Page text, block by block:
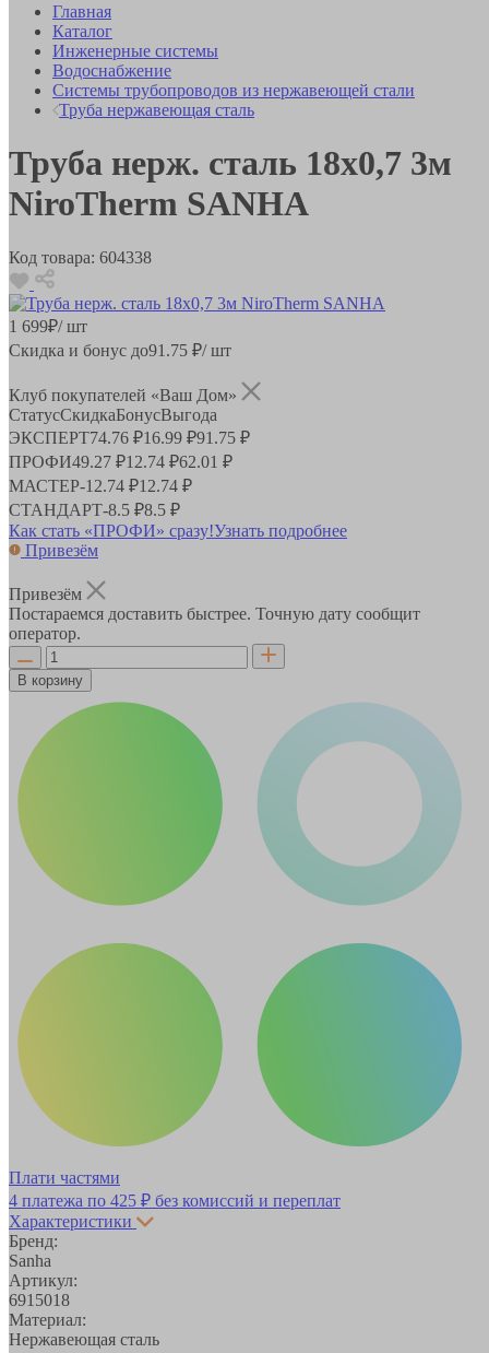
Главная
Каталог
Инженерные системы
Водоснабжение
Системы трубопроводов из нержавеющей стали
Труба нержавеющая сталь
Труба нерж. сталь 18x0,7 3м
NiroTherm SANHA
Код товара: 604338
1 699₽/ шт
Скидка и бонус до91.75 ₽/ шт
Клуб покупателей «Ваш Дом»
СтатусСкидкаБонусВыгода
ЭКСПЕРТ74.76 ₽16.99 ₽91.75 ₽
ПРОФИ49.27 ₽12.74 ₽62.01 ₽
МАСТЕР-12.74 ₽12.74 ₽
СТАНДАРТ-8.5 ₽8.5 ₽
Как стать «ПРОФИ» сразу!Узнать подробнее
Привезём
Привезём
Постараемся доставить быстрее. Точную дату сообщит
оператор.
В корзину
Плати частями
4 платежа по 425 ₽ без комиссий и переплат
Характеристики
Бренд:
Sanha
Артикул:
6915018
Материал:
Нержавеющая сталь